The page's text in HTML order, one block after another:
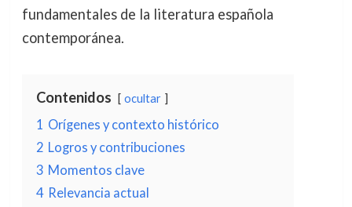
fundamentales de la literatura española
contemporánea.
Contenidos ocultar
1 Orígenes y contexto histórico
2 Logros y contribuciones
3 Momentos clave
4 Relevancia actual